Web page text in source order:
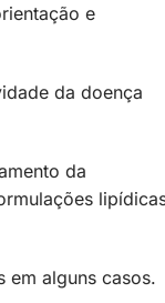
e
da doença
da
em alguns casos.